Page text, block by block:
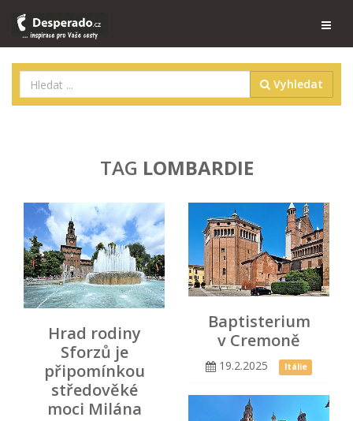
Vyhledat
TAG LOMBARDIE
Hrad rodiny
Sforzů je
připomínkou
středověké
moci Milána
Baptisterium
v Cremoně
19.2.2025 Itálie